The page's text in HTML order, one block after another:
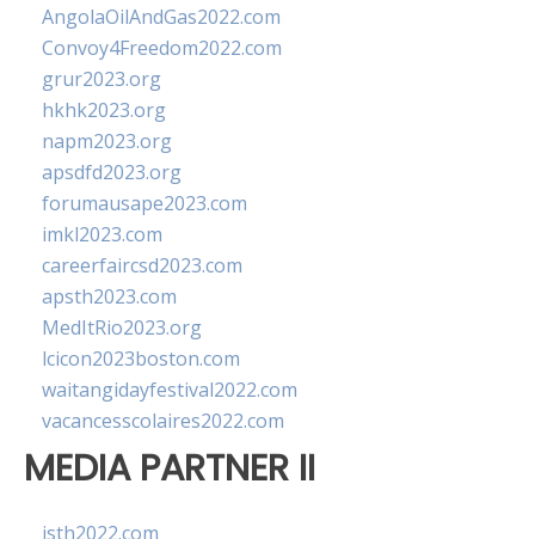
AngolaOilAndGas2022.com
Convoy4Freedom2022.com
grur2023.org
hkhk2023.org
napm2023.org
apsdfd2023.org
forumausape2023.com
imkl2023.com
careerfaircsd2023.com
apsth2023.com
MedItRio2023.org
lcicon2023boston.com
waitangidayfestival2022.com
vacancesscolaires2022.com
MEDIA PARTNER II
isth2022.com